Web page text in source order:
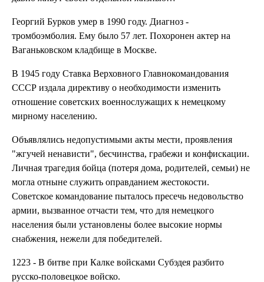
Георгий Бурков умер в 1990 году. Диагноз -
тромбоэмболия. Ему было 57 лет. Похоронен актер на
Ваганьковском кладбище в Москве.
В 1945 году Ставка Верховного Главнокомандования
СССР издала директиву о необходимости изменить
отношение советских военнослужащих к немецкому
мирному населению.
Объявлялись недопустимыми акты мести, проявления
"жгучей ненависти", бесчинства, грабежи и конфискации.
Личная трагедия бойца (потеря дома, родителей, семьи) не
могла отныне служить оправданием жестокости.
Советское командование пыталось пресечь недовольство
армии, вызванное отчасти тем, что для немецкого
населения были установлены более высокие нормы
снабжения, нежели для победителей.
1223 - В битве при Калке войсками Субэдея разбито
русско-половецкое войско.